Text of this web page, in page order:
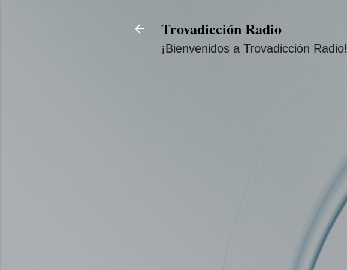
Trovadicción Radio
¡Bienvenidos a Trovadicción Radio!